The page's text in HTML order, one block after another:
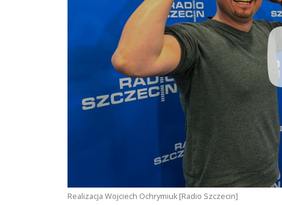
Realizacja Wojciech Ochrymiuk [Radio Szczecin]